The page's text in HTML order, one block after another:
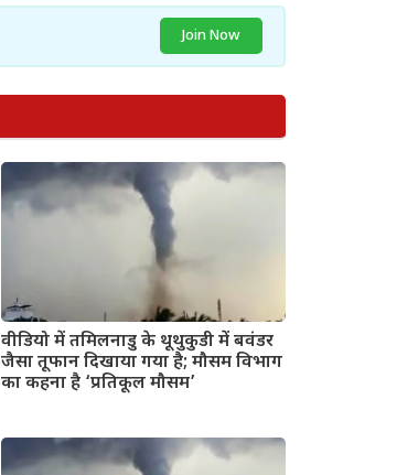
Join Now
वीडियो में तमिलनाडु के थूथुकुडी में बवंडर
जैसा तूफान दिखाया गया है; मौसम विभाग
का कहना है ‘प्रतिकूल मौसम’